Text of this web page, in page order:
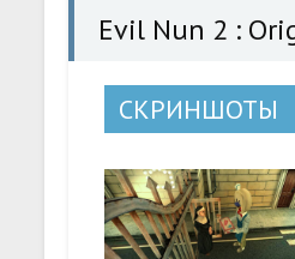
Evil Nun 2 :
СКРИНШОТЫ